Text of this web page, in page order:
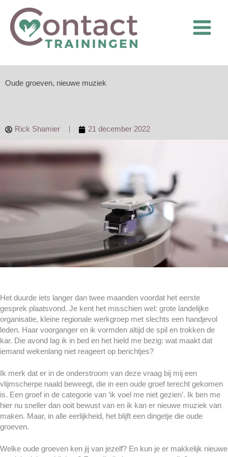
naar
inhoud
Oude groeven, nieuwe muziek
Rick Shamier 21 december 2022
Het duurde iets langer dan twee maanden voordat het eerste
gesprek plaatsvond. Je kent het misschien wel: grote landelijke
organisatie, kleine regionale werkgroep met slechts een handjevol
leden. Haar voorganger en ik vormden altijd de spil en trokken de
kar. Die avond lag ik in bed en het hield me bezig: wat maakt dat
iemand wekenlang niet reageert op berichtjes?
Ik merk dat er in de onderstroom van deze vraag bij mij een
vlijmscherpe naald beweegt, die in een oude groef terecht gekomen
is. Een groef in de categorie van ‘ik voel me niet gezien’. Ik ben me
hier nu sneller dan ooit bewust van en ik kan er nieuwe muziek van
maken. Maar, in alle eerlijkheid, het blijft een dingetje die oude
groeven.
Welke oude groeven ken jij van jezelf? En kun je er makkelijk nieuwe